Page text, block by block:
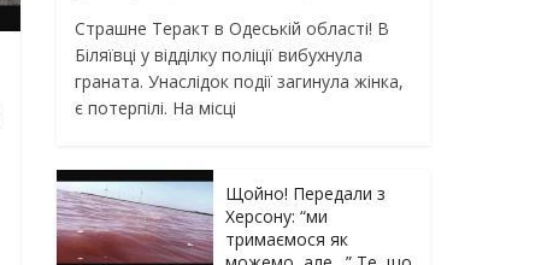
Страшне Теракт в Одеській області! В
Біляївці у відділку поліції вибухнула
граната. Унаслідок події загинула жінка,
є потерпілі. На місці
Щойно! Передали з
Херсону: “ми
тримаємося як